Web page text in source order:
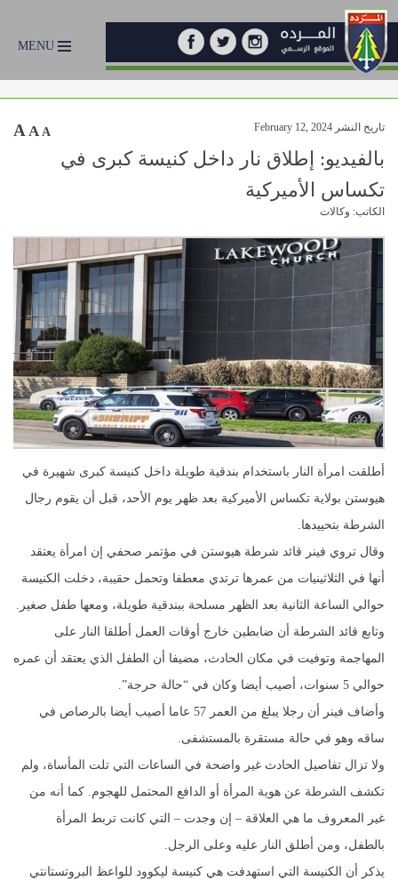
MENU
تاريخ النشر February 12, 2024 A A A
بالفيديو: إطلاق نار داخل كنيسة كبرى في
تكساس الأميركية
الكاتب: وكالات
أطلقت امرأة النار باستخدام بندقية طويلة داخل كنيسة كبرى شهيرة في
هيوستن بولاية تكساس الأميركية بعد ظهر يوم الأحد، قبل أن يقوم رجال
الشرطة بتحييدها.
وقال تروي فينر قائد شرطة هيوستن في مؤتمر صحفي إن امرأة يعتقد
أنها في الثلاثينيات من عمرها ترتدي معطفا وتحمل حقيبة، دخلت الكنيسة
حوالي الساعة الثانية بعد الظهر مسلحة ببندقية طويلة، ومعها طفل صغير.
وتابع قائد الشرطة أن ضابطين خارج أوقات العمل أطلقا النار على
المهاجمة وتوفيت في مكان الحادث، مضيفا أن الطفل الذي يعتقد أن عمره
حوالي 5 سنوات، أصيب أيضا وكان في “حالة حرجة”.
وأضاف فينر أن رجلا يبلغ من العمر 57 عاما أصيب أيضا بالرصاص في
ساقه وهو في حالة مستقرة بالمستشفى.
ولا تزال تفاصيل الحادث غير واضحة في الساعات التي تلت المأساة، ولم
تكشف الشرطة عن هوية المرأة أو الدافع المحتمل للهجوم. كما أنه من
غير المعروف ما هي العلاقة – إن وجدت – التي كانت تربط المرأة
بالطفل، ومن أطلق النار عليه وعلى الرجل.
يذكر أن الكنيسة التي استهدفت هي كنيسة ليكوود للواعظ البروتستانتي